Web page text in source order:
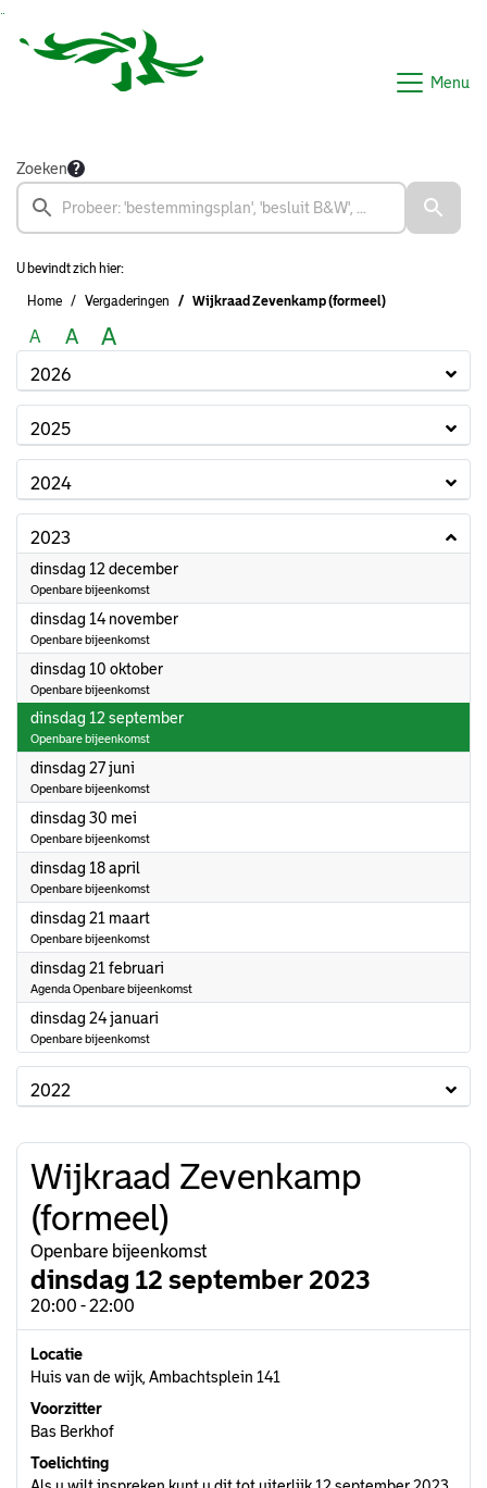
Menu
Zoeken
U bevindt zich hier:
Home Vergaderingen Wijkraad Zevenkamp (formeel)
A A A
2026
2025
2024
2023
dinsdag 12 december2023
Openbare bijeenkomst
dinsdag 14 november2023
Openbare bijeenkomst
dinsdag 10 oktober2023
Openbare bijeenkomst
dinsdag 12 september2023
Openbare bijeenkomst
dinsdag 27 juni
Openbare bijeenkomst
dinsdag 30 mei
Openbare bijeenkomst
dinsdag 18 april
Openbare bijeenkomst
dinsdag 21 maart2023
Openbare bijeenkomst
dinsdag 21 februari
Agenda Openbare bijeenkomst
dinsdag 24 januari
Openbare bijeenkomst
2022
Wijkraad Zevenkamp
(formeel)
Openbare bijeenkomst
dinsdag 12 september 2023
20:00 - 22:00
Locatie
Huis van de wijk, Ambachtsplein 141
Voorzitter
Bas Berkhof
Toelichting